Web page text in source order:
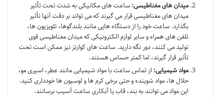
میدان های مغناطیسی: ساعت های مکانیکی به شدت تحت تأثیر
میدان های مغناطیسی قرار می گیرند که می تواند بر دقت آنها تأثیر
بگذارد. ساعت خود را از دستگاه هایی مانند بلندگوها، تلویزیون ها،
تلفن های همراه و سایر لوازم الکترونیکی که میدان مغناطیسی قوی
تولید می کنند، دور نگه دارید. ساعت های کوارتز نیز ممکن است تحت
تأثیر قرار گیرند، اما کمتر حساس هستند.
مواد شیمیایی: از تماس ساعت با مواد شیمیایی مانند عطر، اسپری مو،
حلال ها، مواد شوینده و حتی برخی کرم ها و لوسیون ها خودداری کنید.
این مواد می توانند به بند، قاب یا آبکاری ساعت آسیب برسانند.